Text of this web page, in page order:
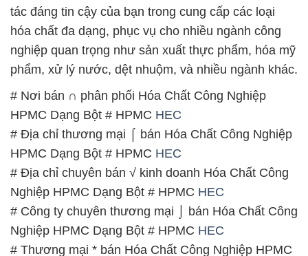
tác đáng tin cậy của bạn trong cung cấp các loại
hóa chất đa dạng, phục vụ cho nhiều ngành công
nghiệp quan trọng như sản xuất thực phẩm, hóa mỹ
phẩm, xử lý nước, dệt nhuộm, và nhiều ngành khác.
# Nơi bán ∩ phân phối Hóa Chất Công Nghiệp
HPMC Dạng Bột # HPMC HEC
# Địa chỉ thương mại ⌠ bán Hóa Chất Công Nghiệp
HPMC Dạng Bột # HPMC HEC
# Địa chỉ chuyên bán √ kinh doanh Hóa Chất Công
Nghiệp HPMC Dạng Bột # HPMC HEC
# Công ty chuyên thương mại ⌡ bán Hóa Chất Công
Nghiệp HPMC Dạng Bột # HPMC HEC
# Thương mại * bán Hóa Chất Công Nghiệp HPMC